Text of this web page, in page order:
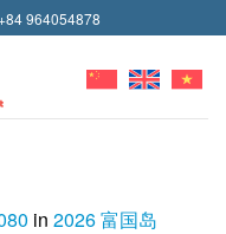
964054878
in 2026 富国岛